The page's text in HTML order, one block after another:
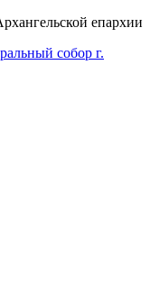
епархии
собор г.